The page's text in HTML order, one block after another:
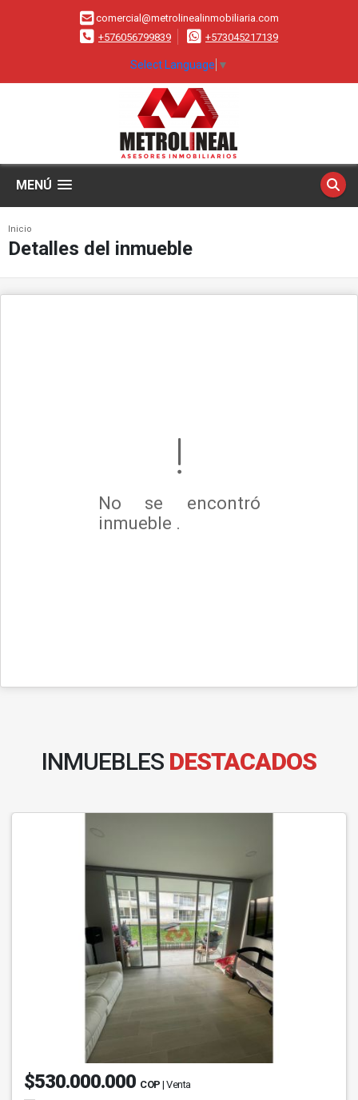
comercial@metrolinealinmobiliaria.com
+576056799839
+573045217139
Select Language ▼
MENÚ
Inicio
Detalles del inmueble
No se encontró
inmueble .
INMUEBLES DESTACADOS
$530.000.000 COP | Venta